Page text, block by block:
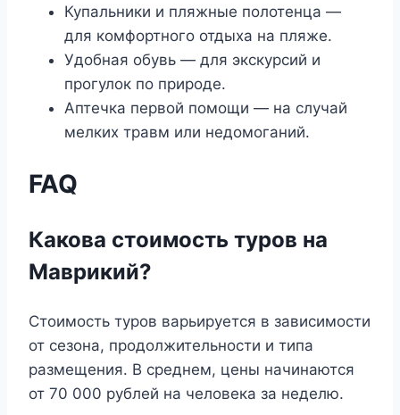
Купальники и пляжные полотенца —
для комфортного отдыха на пляже.
Удобная обувь — для экскурсий и
прогулок по природе.
Аптечка первой помощи — на случай
мелких травм или недомоганий.
FAQ
Какова стоимость туров на
Маврикий?
Стоимость туров варьируется в зависимости
от сезона, продолжительности и типа
размещения. В среднем, цены начинаются
от 70 000 рублей на человека за неделю.